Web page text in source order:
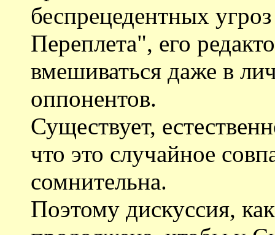
беспрецедентных
Переплета", его
вмешиваться даже в
оппонентов.
Существует,
что это случайное
сомнительна.
Поэтому дискуссия,